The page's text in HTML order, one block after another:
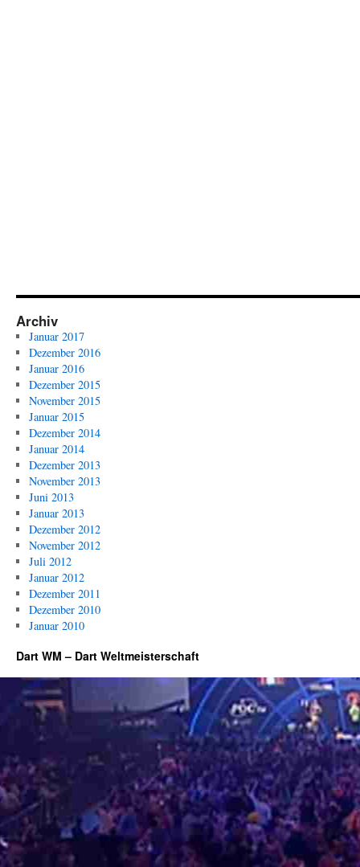
Archiv
Januar 2017
Dezember 2016
Januar 2016
Dezember 2015
November 2015
Januar 2015
Dezember 2014
Januar 2014
Dezember 2013
November 2013
Juni 2013
Januar 2013
Dezember 2012
November 2012
Juli 2012
Januar 2012
Dezember 2011
Dezember 2010
Januar 2010
Dart WM – Dart Weltmeisterschaft